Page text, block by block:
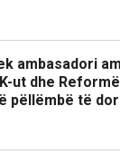
ambasadori
ut dhe
pëllëmbë të